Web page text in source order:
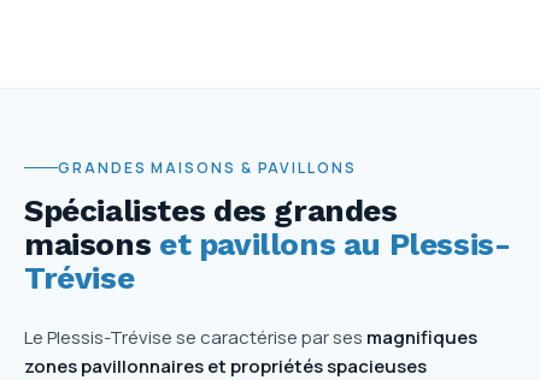
GRANDES MAISONS & PAVILLONS
Spécialistes des grandes
maisons et pavillons au Plessis-
Trévise
Le Plessis-Trévise se caractérise par ses magnifiques
zones pavillonnaires et propriétés spacieuses